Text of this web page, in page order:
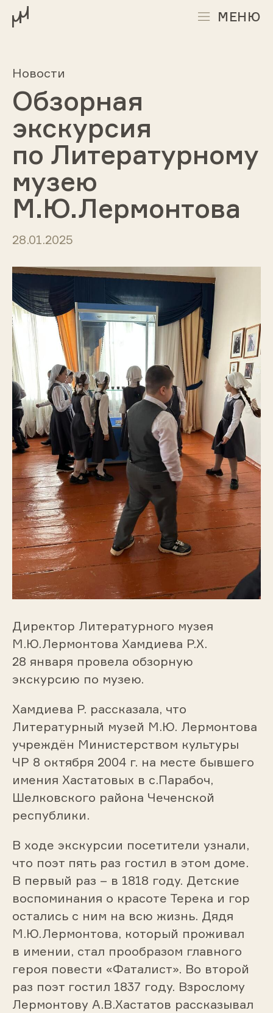
МЕНЮ
Новости
Обзорная
экскурсия
по Литературному
музею
М.Ю.Лермонтова
28.01.2025
Директор Литературного музея
М.Ю.Лермонтова Хамдиева Р.Х.
28 января провела обзорную
экскурсию по музею.
Хамдиева Р. рассказала, что
Литературный музей М.Ю. Лермонтова
учреждён Министерством культуры
ЧР 8 октября 2004 г. на месте бывшего
имения Хастатовых в с.Парабоч,
Шелковского района Чеченской
республики.
В ходе экскурсии посетители узнали,
что поэт пять раз гостил в этом доме.
В первый раз – в 1818 году. Детские
воспоминания о красоте Терека и гор
остались с ним на всю жизнь. Дядя
М.Ю.Лермонтова, который проживал
в имении, стал прообразом главного
героя повести «Фаталист». Во второй
раз поэт гостил 1837 году. Взрослому
Лермонтову А.В.Хастатов рассказывал